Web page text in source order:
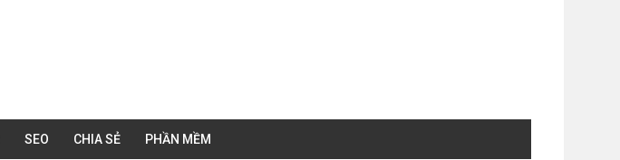
SEO CHIA SẺ PHẦN MỀM